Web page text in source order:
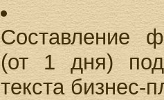
Составление
(от 1 дня)
текста бизнес-